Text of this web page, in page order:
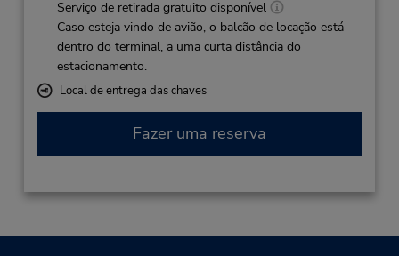
Serviço de retirada gratuito disponível
Caso esteja vindo de avião, o balcão de locação está
dentro do terminal, a uma curta distância do
estacionamento.
Local de entrega das chaves
Fazer uma reserva